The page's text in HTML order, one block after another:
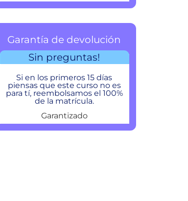
Garantía de devolución
Sin preguntas!
Si en los primeros 15 días
piensas que este curso no es
para tí, reembolsamos el 100%
de la matrícula.
Garantizado